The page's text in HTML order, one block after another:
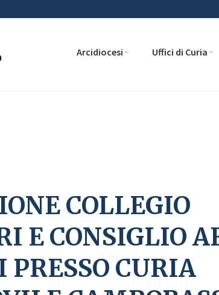
Arcidiocesi Uffici di Curia
COLLEGIO
E CONSIGLIO
PRESSO CURIA